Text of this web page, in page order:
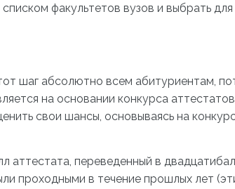
факультетов вузов и выбрать
шаг абсолютно всем абитуриентам,
на основании конкурса
свои шансы, основываясь на
аттестата, переведенный в
проходными в течение прошлых лет